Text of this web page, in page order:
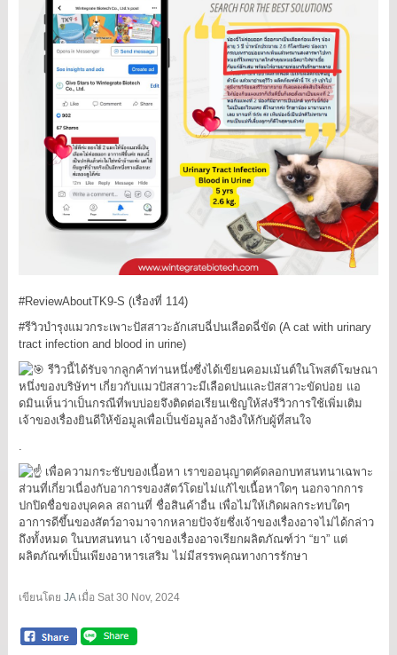
#ReviewAboutTK9-S (เรื่องที่ 114)
#รีวิวบำรุงแมวกระเพาะปัสสาวะอักเสบฉี่ปนเลือดฉี่ขัด(A cat with urinary
tract infection and blood in urine)
รีวิวนี้ได้รับจากลูกค้าท่านหนึ่งซึ่งได้เขียนคอมเม้นต์ในโพสต์โฆษณา
หนึ่งของบริษัทฯ เกี่ยวกับแมวปัสสาวะมีเลือดปนและปัสสาวะขัดบ่อย แอ
ดมินเห็นว่าเป็นกรณีที่พบบ่อยจึงติดต่อเรียนเชิญให้ส่งรีวิวการใช้เพิ่มเติม
เจ้าของเรื่องยินดีให้ข้อมูลเพื่อเป็นข้อมูลอ้างอิงให้กับผู้ที่สนใจ
เพื่อความกระชับของเนื้อหา เราขออนุญาตคัดลอกบทสนทนาเฉพาะ
ส่วนที่เกี่ยวเนื่องกับอาการของสัตว์โดยไม่แก้ไขเนื้อหาใดๆ นอกจากการ
ปกปิดชื่อของบุคคล สถานที่ ชื่อสินค้าอื่น เพื่อไม่ให้เกิดผลกระทบใดๆ
อาการดีขึ้นของสัตว์อาจมาจากหลายปัจจัยซึ่งเจ้าของเรื่องอาจไม่ได้กล่าว
ถึงทั้งหมด ในบทสนทนา เจ้าของเรื่องอาจเรียกผลิตภัณฑ์ว่า “ยา” แต่
ผลิตภัณฑ์เป็นเพียงอาหารเสริม ไม่มีสรรพคุณทางการรักษา
เขียนโดย JAเมื่อ Sat 30 Nov, 2024